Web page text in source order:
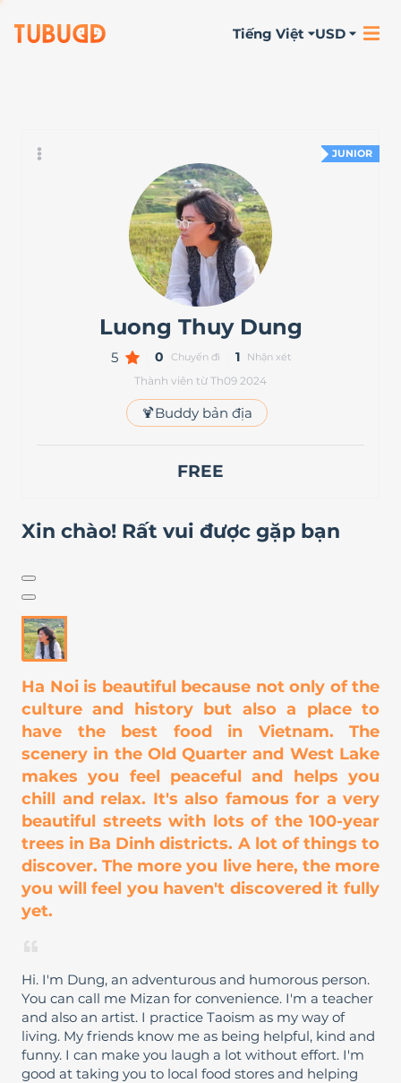
Tiếng Việt USD
JUNIOR
Luong Thuy Dung
5 0 Chuyến đi 1 Nhận xét
Thành viên từ Th09 2024
🍹Buddy bản địa
FREE
Xin chào! Rất vui được gặp bạn
Ha Noi is beautiful because not only of the
culture and history but also a place to
have the best food in Vietnam. The
scenery in the Old Quarter and West Lake
makes you feel peaceful and helps you
chill and relax. It's also famous for a very
beautiful streets with lots of the 100-year
trees in Ba Dinh districts. A lot of things to
discover. The more you live here, the more
you will feel you haven't discovered it fully
yet.
Hi. I'm Dung, an adventurous and humorous person.
You can call me Mizan for convenience. I'm a teacher
and also an artist. I practice Taoism as my way of
living. My friends know me as being helpful, kind and
funny. I can make you laugh a lot without effort. I'm
good at taking you to local food stores and helping